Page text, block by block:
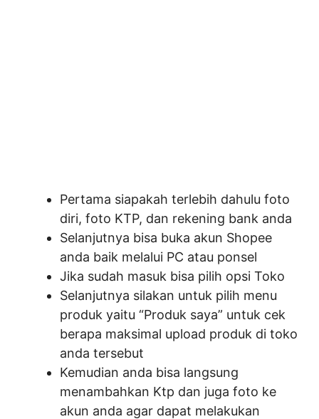
Pertama siapakah terlebih dahulu foto
diri, foto KTP, dan rekening bank anda
Selanjutnya bisa buka akun Shopee
anda baik melalui PC atau ponsel
Jika sudah masuk bisa pilih opsi Toko
Selanjutnya silakan untuk pilih menu
produk yaitu “Produk saya” untuk cek
berapa maksimal upload produk di toko
anda tersebut
Kemudian anda bisa langsung
menambahkan Ktp dan juga foto ke
akun anda agar dapat melakukan